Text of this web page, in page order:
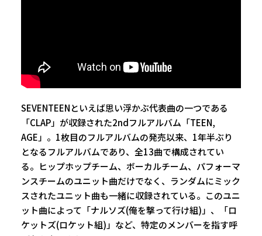
SEVENTEENといえば思い浮かぶ代表曲の一つである
「CLAP」が収録された2ndフルアルバム「TEEN,
AGE」。1枚目のフルアルバムの発売以来、1年半ぶり
となるフルアルバムであり、全13曲で構成されてい
る。ヒップホップチーム、ボーカルチーム、パフォーマ
ンスチームのユニット曲だけでなく、ランダムにミック
スされたユニット曲も一緒に収録されている。このユニ
ット曲によって「ナルソズ(俺を撃って行け組)」、「ロ
ケットズ(ロケット組)」など、特定のメンバーを指す呼